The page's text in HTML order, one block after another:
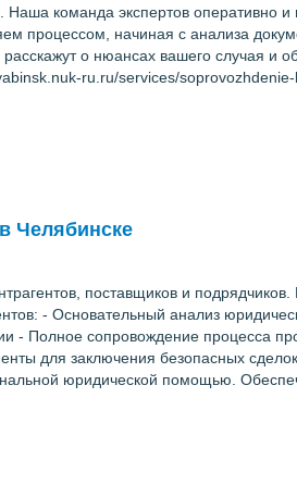
команда экспертов оперативно
процессом, начиная с анализа
о нюансах вашего случая и
ru.ru/services/
Челябинске
поставщиков и
- Основательный анализ
- Полное сопровождение процесса
для заключения безопасных
юридической помощью.